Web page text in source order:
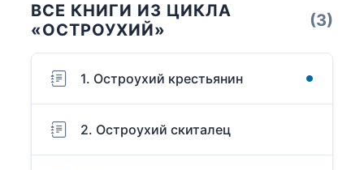
ВСЕ КНИГИ ИЗ ЦИКЛА
«ОСТРОУХИЙ»
(3)
1. Остроухий крестьянин
2. Остроухий скиталец